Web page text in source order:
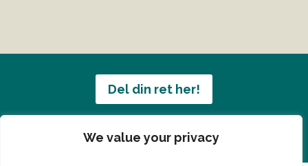
We value your privacy
Del din ret her!
Har du en konge ret du vil dele?